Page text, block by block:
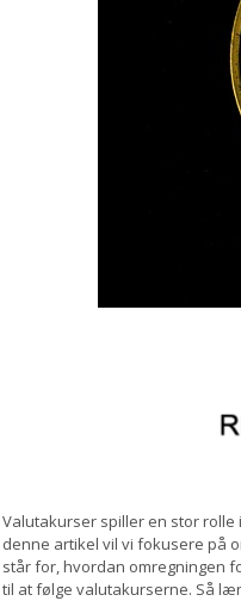
Valutakurser spiller en stor rolle
denne artikel vil vi fokusere på
står for, hvordan omregningen
til at følge valutakurserne. Så